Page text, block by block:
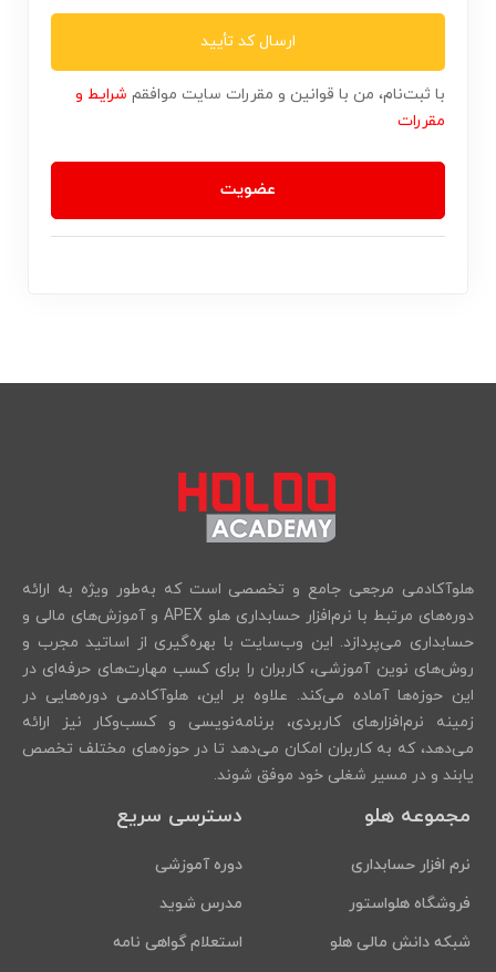
ارسال کد تأیید
با ثبت‌نام، من با قوانین و مقررات سایت موافقم شرایط و
مقررات
عضویت
هلوآکادمی مرجعی جامع و تخصصی است که به‌طور ویژه به ارائه
دوره‌های مرتبط با نرم‌افزار حسابداری هلو APEX و آموزش‌های مالی و
حسابداری می‌پردازد. این وب‌سایت با بهره‌گیری از اساتید مجرب و
روش‌های نوین آموزشی، کاربران را برای کسب مهارت‌های حرفه‌ای در
این حوزه‌ها آماده می‌کند. علاوه بر این، هلوآکادمی دوره‌هایی در
زمینه نرم‌افزارهای کاربردی، برنامه‌نویسی و کسب‌وکار نیز ارائه
می‌دهد، که به کاربران امکان می‌دهد تا در حوزه‌های مختلف تخصص
یابند و در مسیر شغلی خود موفق شوند.
مجموعه هلو
نرم افزار حسابداری
فروشگاه هلواستور
شبکه دانش مالی هلو
دسترسی سریع
دوره آموزشی
مدرس شوید
استعلام گواهی نامه